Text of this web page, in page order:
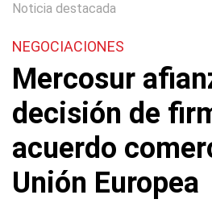
Noticia destacada
NEGOCIACIONES
Mercosur
decisión de
acuerdo
Unión Europea